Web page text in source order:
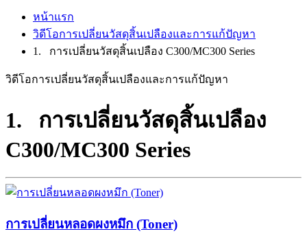
หน้าแรก
วิดีโอการเปลี่ยนวัสดุสิ้นเปลืองและการแก้ปัญหา
1. การเปลี่ยนวัสดุสิ้นเปลือง C300/MC300 Series
วิดีโอการเปลี่ยนวัสดุสิ้นเปลืองและการแก้ปัญหา
1. การเปลี่ยนวัสดุสิ้นเปลือง
C300/MC300 Series
การเปลี่ยนหลอดผงหมึก (Toner)